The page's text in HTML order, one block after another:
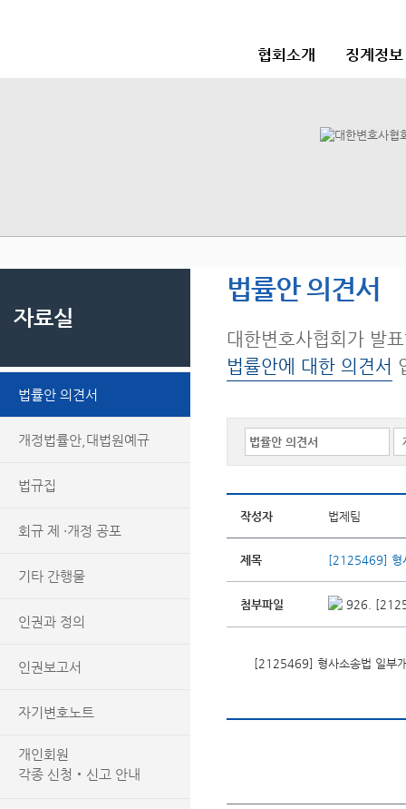
협회소개 징계정
자료실
법률안 의견서
개정법률안,대법원예규
법규집
회규 제 ·개정 공포
기타 간행물
인권과 정의
인권보고서
자기변호노트
개인회원
각종 신청‧신고 안내
법률안 의견서
대한변호사협회가 발
법률안에 대한 의견서
작성자 법제팀
제목 [2125469] 형
첨부파일 926.
[2125469] 형사소송법 일부